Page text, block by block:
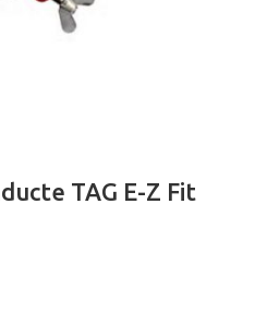
TAG E-Z Fit